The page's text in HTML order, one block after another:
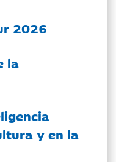
2026
la
y en la